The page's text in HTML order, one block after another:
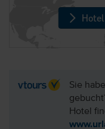
Sie
Hotel